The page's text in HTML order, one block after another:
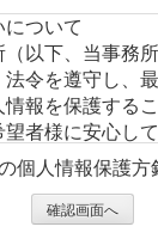
ついて
以下、当事務
令を遵守し、
報を保護する
者様に安心し
務所の個人情報
ってまいります
ついて
個人情報保護方